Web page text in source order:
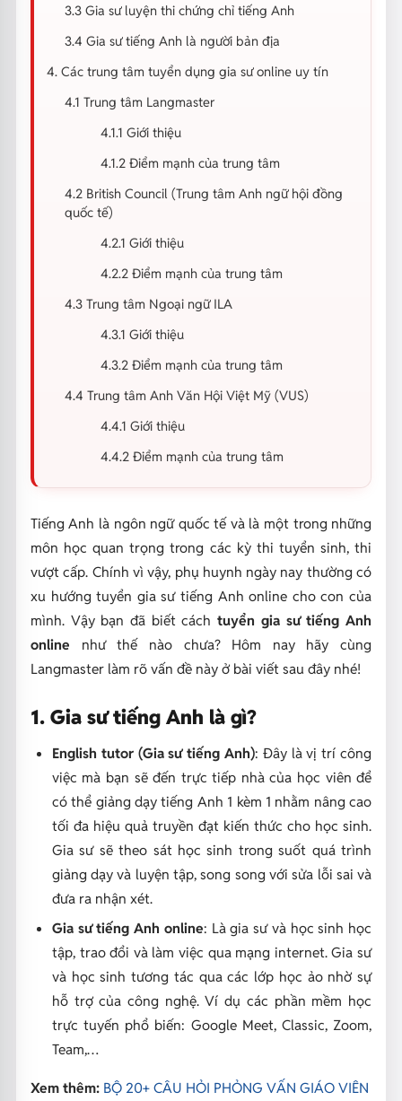
3.3 Gia sư luyện thi chứng chỉ tiếng Anh
3.4 Gia sư tiếng Anh là người bản địa
4. Các trung tâm tuyển dụng gia sư online uy tín
4.1 Trung tâm Langmaster
4.1.1 Giới thiệu
4.1.2 Điểm mạnh của trung tâm
4.2 British Council (Trung tâm Anh ngữ hội đồng
quốc tế)
4.2.1 Giới thiệu
4.2.2 Điểm mạnh của trung tâm
4.3 Trung tâm Ngoại ngữ ILA
4.3.1 Giới thiệu
4.3.2 Điểm mạnh của trung tâm
4.4 Trung tâm Anh Văn Hội Việt Mỹ (VUS)
4.4.1 Giới thiệu
4.4.2 Điểm mạnh của trung tâm
Tiếng Anh là ngôn ngữ quốc tế và là một trong những
môn học quan trọng trong các kỳ thi tuyển sinh, thi
vượt cấp. Chính vì vậy, phụ huynh ngày nay thường có
xu hướng tuyển gia sư tiếng Anh online cho con của
mình. Vậy bạn đã biết cáchtuyển gia sư tiếng Anh
online như thế nào chưa? Hôm nay hãy cùng
Langmaster làm rõ vấn đề này ở bài viết sau đây nhé!
1. Gia sư tiếng Anh là gì?
English tutor (Gia sư tiếng Anh): Đây là vị trí công
việc mà bạn sẽ đến trực tiếp nhà của học viên để
có thể giảng dạy tiếng Anh 1 kèm 1 nhằm nâng cao
tối đa hiệu quả truyền đạt kiến thức cho học sinh.
Gia sư sẽ theo sát học sinh trong suốt quá trình
giảng dạy và luyện tập, song song với sửa lỗi sai và
đưa ra nhận xét.
Gia sư tiếng Anh online: Là gia sư và học sinh học
tập, trao đổi và làm việc qua mạng internet. Gia sư
và học sinh tương tác qua các lớp học ảo nhờ sự
hỗ trợ của công nghệ. Ví dụ các phần mềm học
trực tuyến phổ biến: Google Meet, Classic, Zoom,
Team,…
Xem thêm: BỘ 20+ CÂU HỎI PHỎNG VẤN GIÁO VIÊN